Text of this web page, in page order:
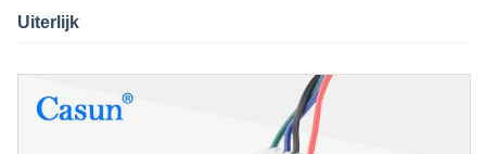
Uiterlijk